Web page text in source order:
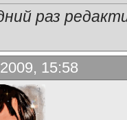
раз
15:58